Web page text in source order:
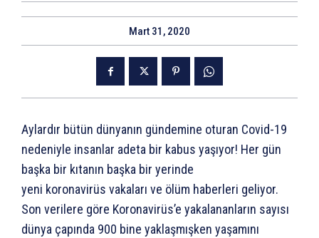
Mart 31, 2020
Aylardır bütün dünyanın gündemine oturan Covid-19
nedeniyle insanlar adeta bir kabus yaşıyor! Her gün
başka bir kıtanın başka bir yerinde
yeni koronavirüs vakaları ve ölüm haberleri geliyor.
Son verilere göre Koronavirüs’e yakalananların sayısı
dünya çapında 900 bine yaklaşmışken yaşamını